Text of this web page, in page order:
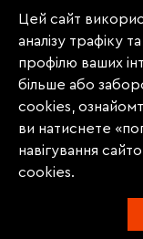
«Судовий
абзацу.
заборона
(передрук,
інше
Матеріали з
Цей сайт
аналізу трафіку
профілю ваших
більше або
cookies,
ви натиснете
навігування
cookies.